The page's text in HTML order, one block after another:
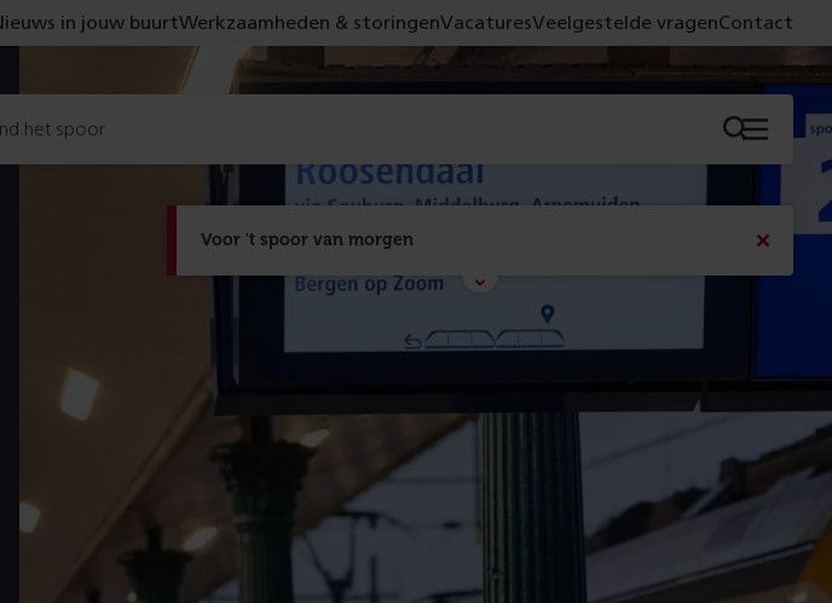
Voor 't spoor van morgen
Met de campagne 'Voor 't spoor naar morgen' laten
we zien wat er vandaag gebeurt en wat dat -
figuurlijk gezien - morgen oplevert.
in jouw buurtWerkzaamheden & storingenVacaturesVeelgestelde vragenContact
het spoor Menu